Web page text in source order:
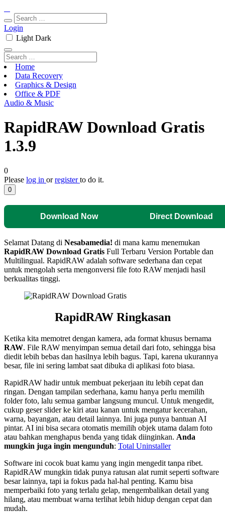
Login
Light Dark
Home
Data Recovery
Graphics & Design
Office & PDF
Audio & Music
RapidRAW Download Gratis
1.3.9
0
Please log in orregisterto do it.
0
Download Now Direct Download
Selamat Datang di Nesabamedia! di mana kamu menemukan
RapidRAW Download Gratis Full Terbaru Version Portable dan
Multilingual. RapidRAW adalah software sederhana dan cepat
untuk mengolah serta mengonversi file foto RAW menjadi hasil
berkualitas tinggi.
RapidRAW Ringkasan
Ketika kita memotret dengan kamera, ada format khusus bernama
RAW. File RAW menyimpan semua detail dari foto, sehingga bisa
diedit lebih bebas dan hasilnya lebih bagus. Tapi, karena ukurannya
besar, file ini sering lambat saat dibuka di aplikasi foto biasa.
RapidRAW hadir untuk membuat pekerjaan itu lebih cepat dan
ringan. Dengan tampilan sederhana, kamu hanya perlu memilih
folder foto, lalu semua gambar langsung muncul. Untuk mengedit,
cukup geser slider ke kiri atau kanan untuk mengatur kecerahan,
warna, bayangan, atau detail lainnya. Ini juga punya bantuan AI
pintar. AI ini bisa secara otomatis memilih objek utama dalam foto
atau bahkan menghapus benda yang tidak diinginkan. Anda
mungkin juga ingin mengunduh: Total Uninstaller
Software ini cocok buat kamu yang ingin mengedit tanpa ribet.
RapidRAW mungkin tidak punya ratusan alat rumit seperti software
besar lainnya, tapi ia fokus pada hal-hal penting. Kamu bisa
memperbaiki foto yang terlalu gelap, mengembalikan detail yang
hilang, atau membuat warna terlihat lebih hidup dengan cepat dan
mudah.